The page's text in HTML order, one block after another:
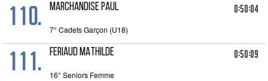
110. MARCHANDISE PAUL 0:50:04
7° Cadets Garçon (U18)
111. FERIAUD MATHILDE 0:50:09
16° Seniors Femme